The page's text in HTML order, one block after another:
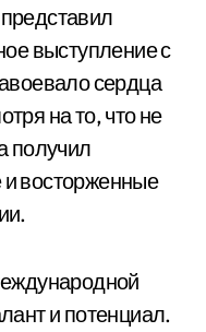
выступление с
сердца
на то, что не
получил
восторженные
и потенциал.